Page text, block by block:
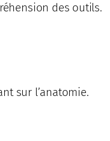
des outils.
sur l’anatomie.